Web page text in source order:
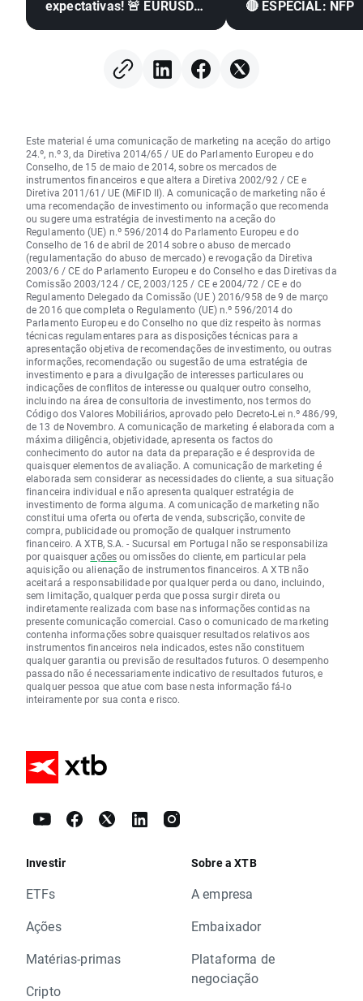
expectativas! 🚨 EURUSD
🔴 ESPECIAL: NFP
Este material é uma comunicação de marketing na aceção do artigo
24.º, n.º 3, da Diretiva 2014/65 / UE do Parlamento Europeu e do
Conselho, de 15 de maio de 2014, sobre os mercados de
instrumentos financeiros e que altera a Diretiva 2002/92 / CE e
Diretiva 2011/61/ UE (MiFID II). A comunicação de marketing não é
uma recomendação de investimento ou informação que recomenda
ou sugere uma estratégia de investimento na aceção do
Regulamento (UE) n.º 596/2014 do Parlamento Europeu e do
Conselho de 16 de abril de 2014 sobre o abuso de mercado
(regulamentação do abuso de mercado) e revogação da Diretiva
2003/6 / CE do Parlamento Europeu e do Conselho e das Diretivas da
Comissão 2003/124 / CE, 2003/125 / CE e 2004/72 / CE e do
Regulamento Delegado da Comissão (UE ) 2016/958 de 9 de março
de 2016 que completa o Regulamento (UE) n.º 596/2014 do
Parlamento Europeu e do Conselho no que diz respeito às normas
técnicas regulamentares para as disposições técnicas para a
apresentação objetiva de recomendações de investimento, ou outras
informações, recomendação ou sugestão de uma estratégia de
investimento e para a divulgação de interesses particulares ou
indicações de conflitos de interesse ou qualquer outro conselho,
incluindo na área de consultoria de investimento, nos termos do
Código dos Valores Mobiliários, aprovado pelo Decreto-Lei n.º 486/99,
de 13 de Novembro. A comunicação de marketing é elaborada com a
máxima diligência, objetividade, apresenta os factos do
conhecimento do autor na data da preparação e é desprovida de
quaisquer elementos de avaliação. A comunicação de marketing é
elaborada sem considerar as necessidades do cliente, a sua situação
financeira individual e não apresenta qualquer estratégia de
investimento de forma alguma. A comunicação de marketing não
constitui uma oferta ou oferta de venda, subscrição, convite de
compra, publicidade ou promoção de qualquer instrumento
financeiro. A XTB, S.A. - Sucursal em Portugal não se responsabiliza
por quaisqueraçõesou omissões do cliente, em particular pela
aquisição ou alienação de instrumentos financeiros. A XTB não
aceitará a responsabilidade por qualquer perda ou dano, incluindo,
sem limitação, qualquer perda que possa surgir direta ou
indiretamente realizada com base nas informações contidas na
presente comunicação comercial. Caso o comunicado de marketing
contenha informações sobre quaisquer resultados relativos aos
instrumentos financeiros nela indicados, estes não constituem
qualquer garantia ou previsão de resultados futuros. O desempenho
passado não é necessariamente indicativo de resultados futuros, e
qualquer pessoa que atue com base nesta informação fá-lo
inteiramente por sua conta e risco.
Investir
ETFs
Ações
Matérias-primas
Cripto
Sobre a XTB
A empresa
Embaixador
Plataforma de
negociação